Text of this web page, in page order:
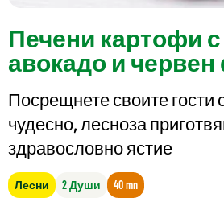
Печени картофи
авокадо и
Посрещнете своите гости
чудесно, лесноза
здравословно ястие
Лесни 2 Души 40 mn